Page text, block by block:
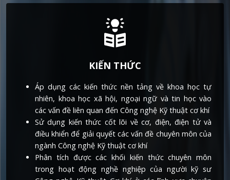
KIẾN THỨC
Áp dụng các kiến thức nền tảng về khoa học tự
nhiên, khoa học xã hội, ngoại ngữ và tin học vào
các vấn đề liên quan đến Công nghệ Kỹ thuật cơ khí
Sử dụng kiến thức cốt lõi về cơ, điện, điện tử và
điều khiển để giải quyết các vấn đề chuyên môn của
ngành Công nghệ Kỹ thuật cơ khí
Phân tích được các khối kiến thức chuyên môn
trong hoạt động nghề nghiệp của người kỹ sư